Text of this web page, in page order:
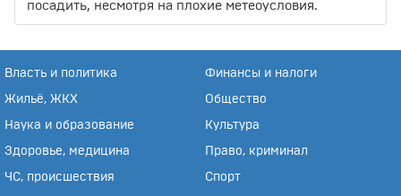
посадить, несмотря на плохие метеоусловия.
Власть и политика Финансы и налоги
Жильё, ЖКХ Общество
Наука и образование Культура
Здоровье, медицина Право, криминал
ЧС, происшествия Спорт